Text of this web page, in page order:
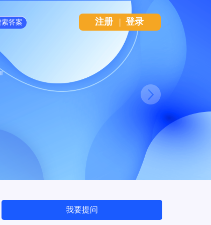
Next
注册 | 登录